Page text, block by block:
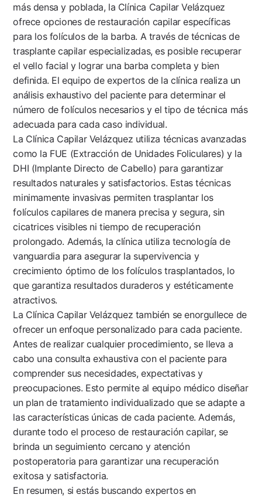
más densa y poblada, la Clínica Capilar Velázquez
ofrece opciones de restauración capilar específicas
para los folículos de la barba. A través de técnicas de
trasplante capilar especializadas, es posible recuperar
el vello facial y lograr una barba completa y bien
definida. El equipo de expertos de la clínica realiza un
análisis exhaustivo del paciente para determinar el
número de folículos necesarios y el tipo de técnica más
adecuada para cada caso individual.
La Clínica Capilar Velázquez utiliza técnicas avanzadas
como la FUE (Extracción de Unidades Foliculares) y la
DHI (Implante Directo de Cabello) para garantizar
resultados naturales y satisfactorios. Estas técnicas
minimamente invasivas permiten trasplantar los
folículos capilares de manera precisa y segura, sin
cicatrices visibles ni tiempo de recuperación
prolongado. Además, la clínica utiliza tecnología de
vanguardia para asegurar la supervivencia y
crecimiento óptimo de los folículos trasplantados, lo
que garantiza resultados duraderos y estéticamente
atractivos.
La Clínica Capilar Velázquez también se enorgullece de
ofrecer un enfoque personalizado para cada paciente.
Antes de realizar cualquier procedimiento, se lleva a
cabo una consulta exhaustiva con el paciente para
comprender sus necesidades, expectativas y
preocupaciones. Esto permite al equipo médico diseñar
un plan de tratamiento individualizado que se adapte a
las características únicas de cada paciente. Además,
durante todo el proceso de restauración capilar, se
brinda un seguimiento cercano y atención
postoperatoria para garantizar una recuperación
exitosa y satisfactoria.
En resumen, si estás buscando expertos en